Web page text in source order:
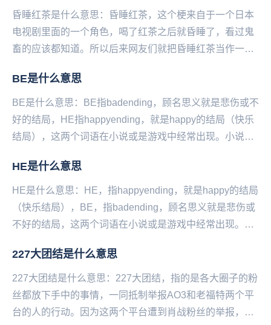
昏睡红茶是什么意思：昏睡红茶，这个梗来自于一个日本
电视剧里面的一个角色，喝了红茶之后就昏睡了，看过鬼
畜的应该都知道。所以后来网友们就把昏睡红茶当作一个
睡...
BE是什么意思
BE是什么意思：BE指badending，顾名思义就是悲伤或不
好的结局，HE指happyending，就是happy的结局（快乐
结局），这两个词语在小说或是游戏中经常出现。小说，
​HE是什么意思
HE是什么意思：HE，指happyending，就是happy的结局
（快乐结局），BE，指badending，顾名思义就是悲伤或
不好的结局，这两个词语在小说或是游戏中经常出现。小
227大团结是什么意思
227大团结是什么意思：227大团结，指的是各大圈子的粉
丝都放下手中的事情，一同抵制举报AO3和老福特两个平
台的人的行动。因为这两个平台遭到肖战粉丝的举报，导